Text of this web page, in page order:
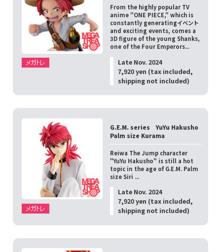
From the highly popular TV
anime "ONE PIECE," which is
constantly generatingイベント
and exciting events, comes a
3D figure of the young Shanks,
one of the Four Emperors...
Late Nov. 2024
7,920 yen (tax included,
shipping not included)
G.E.M. series YuYu Hakusho
Palm size Kurama
Reiwa The Jump character
"YuYu Hakusho" is still a hot
topic in the age of G.E.M. Palm
size Siri ...
Late Nov. 2024
7,920 yen (tax included,
shipping not included)